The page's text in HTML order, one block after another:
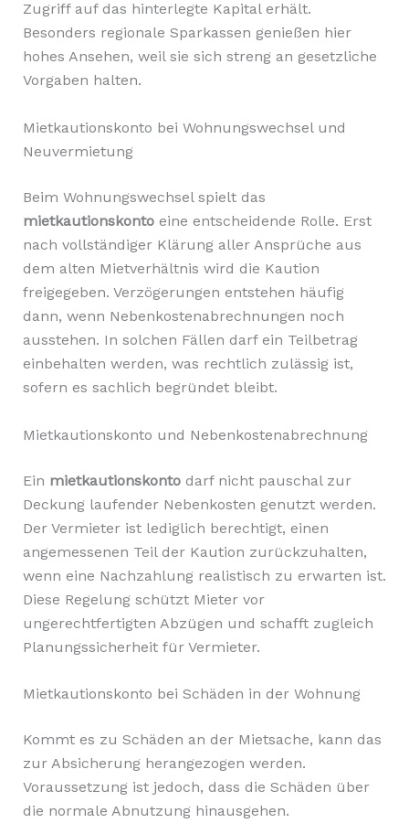
Zugriff auf das hinterlegte Kapital erhält.
Besonders regionale Sparkassen genießen hier
hohes Ansehen, weil sie sich streng an gesetzliche
Vorgaben halten.
Mietkautionskonto bei Wohnungswechsel und
Neuvermietung
Beim Wohnungswechsel spielt das
mietkautionskontoeine entscheidende Rolle. Erst
nach vollständiger Klärung aller Ansprüche aus
dem alten Mietverhältnis wird die Kaution
freigegeben. Verzögerungen entstehen häufig
dann, wenn Nebenkostenabrechnungen noch
ausstehen. In solchen Fällen darf ein Teilbetrag
einbehalten werden, was rechtlich zulässig ist,
sofern es sachlich begründet bleibt.
Mietkautionskonto und Nebenkostenabrechnung
Ein mietkautionskontodarf nicht pauschal zur
Deckung laufender Nebenkosten genutzt werden.
Der Vermieter ist lediglich berechtigt, einen
angemessenen Teil der Kaution zurückzuhalten,
wenn eine Nachzahlung realistisch zu erwarten ist.
Diese Regelung schützt Mieter vor
ungerechtfertigten Abzügen und schafft zugleich
Planungssicherheit für Vermieter.
Mietkautionskonto bei Schäden in der Wohnung
Kommt es zu Schäden an der Mietsache, kann das
zur Absicherung herangezogen werden.
Voraussetzung ist jedoch, dass die Schäden über
die normale Abnutzung hinausgehen.